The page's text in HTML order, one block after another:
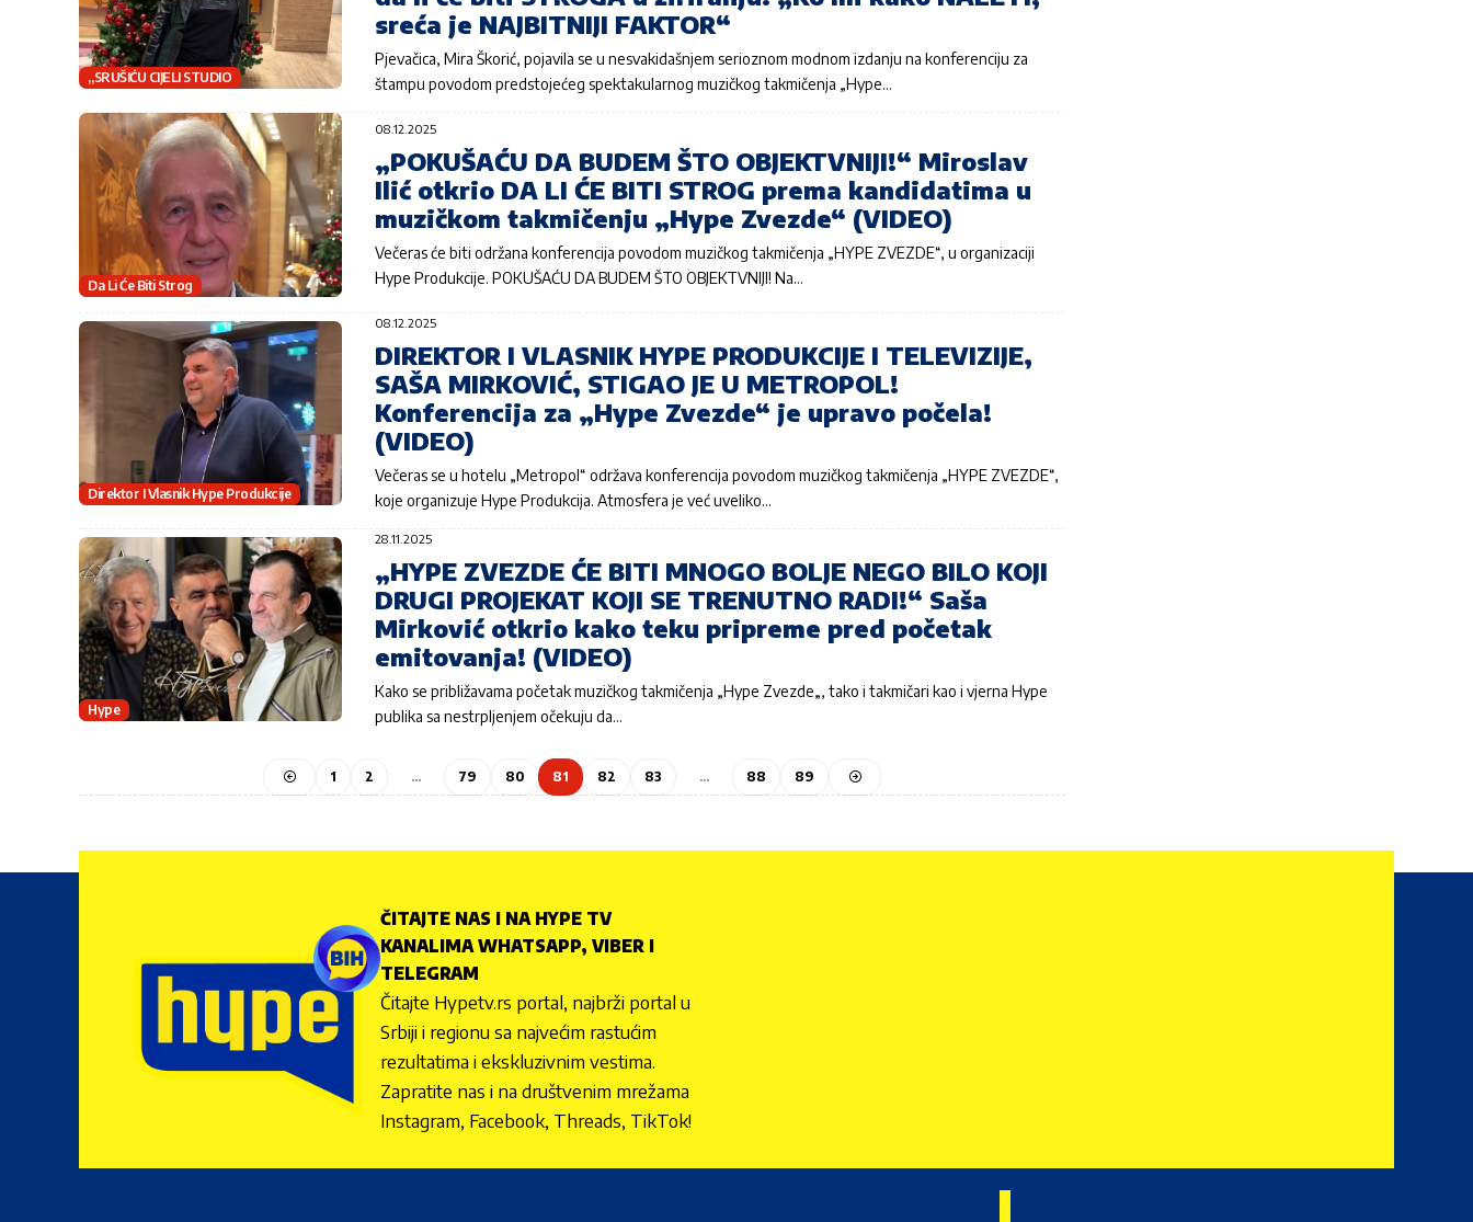
„SRUŠIĆU CIJELI STUDIO
sreća je NAJBITNIJI FAKTOR“
Pjevačica, Mira Škorić, pojavila se u nesvakidašnjem serioznom modnom izdanju na konferenciju za
štampu povodom predstojećeg spektakularnog muzičkog takmičenja „Hype…
Da Li Će Biti Strog
08.12.2025
„POKUŠAĆU DA BUDEM ŠTO OBJEKTVNIJI!“ Miroslav
Ilić otkrio DA LI ĆE BITI STROG prema kandidatima u
muzičkom takmičenju „Hype Zvezde“ (VIDEO)
Večeras će biti održana konferencija povodom muzičkog takmičenja „HYPE ZVEZDE“, u organizaciji
Hype Produkcije. POKUŠAĆU DA BUDEM ŠTO OBJEKTVNIJI! Na…
Direktor I Vlasnik Hype Produkcije
08.12.2025
DIREKTOR I VLASNIK HYPE PRODUKCIJE I TELEVIZIJE,
SAŠA MIRKOVIĆ, STIGAO JE U METROPOL!
Konferencija za „Hype Zvezde“ je upravo počela!
(VIDEO)
Večeras se u hotelu „Metropol“ održava konferencija povodom muzičkog takmičenja „HYPE ZVEZDE“,
koje organizuje Hype Produkcija. Atmosfera je već uveliko…
Hype
28.11.2025
„HYPE ZVEZDE ĆE BITI MNOGO BOLJE NEGO BILO KOJI
DRUGI PROJEKAT KOJI SE TRENUTNO RADI!“ Saša
Mirković otkrio kako teku pripreme pred početak
emitovanja! (VIDEO)
Kako se približavama početak muzičkog takmičenja „Hype Zvezde„, tako i takmičari kao i vjerna Hype
publika sa nestrpljenjem očekuju da…
1 2 … 79 80 81 82 83 … 88 89
ČITAJTE NAS I NA HYPE TV
KANALIMA WHATSAPP, VIBER I
TELEGRAM
Čitajte Hypetv.rs portal, najbrži portal u
Srbiji i regionu sa najvećim rastućim
rezultatima i ekskluzivnim vestima.
Zapratite nas i na društvenim mrežama
Instagram, Facebook, Threads, TikTok!